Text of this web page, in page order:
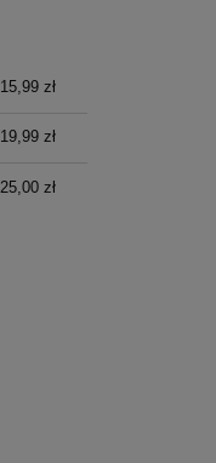
15,99 zł
19,99 zł
25,00 zł